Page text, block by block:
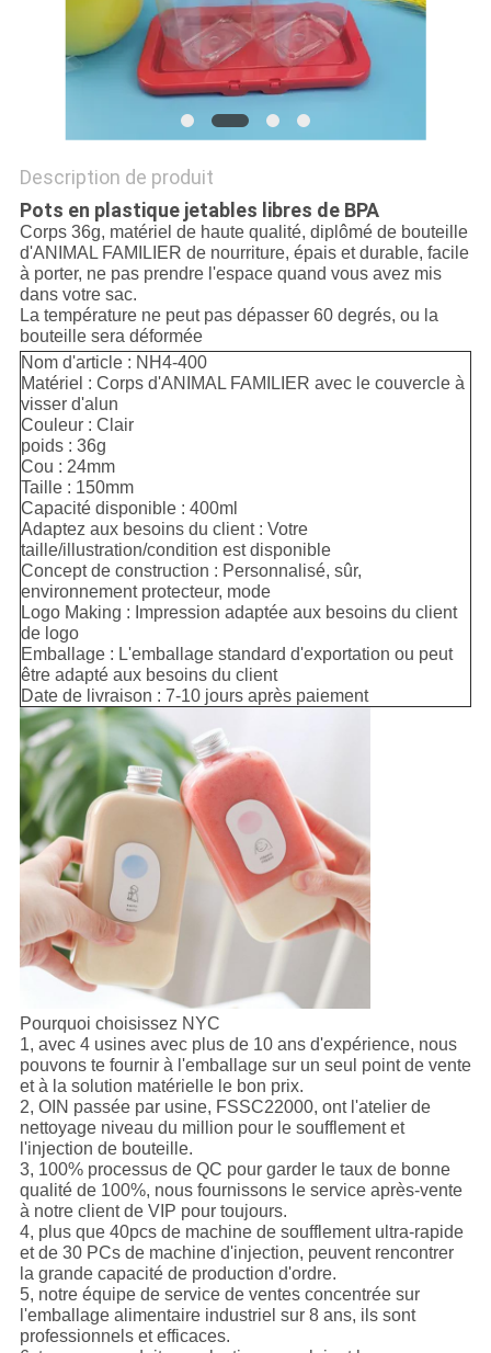
POLICY
Description de produit
Pots en plastique jetables libres de BPA
Corps 36g, matériel de haute qualité, diplômé de bouteille
d'ANIMAL FAMILIER de nourriture, épais et durable, facile
à porter, ne pas prendre l'espace quand vous avez mis
dans votre sac.
La température ne peut pas dépasser 60 degrés, ou la
bouteille sera déformée
Nom d'article : NH4-400
Matériel : Corps d'ANIMAL FAMILIER avec le couvercle à
visser d'alun
Couleur : Clair
poids : 36g
Cou : 24mm
Taille : 150mm
Capacité disponible : 400ml
Adaptez aux besoins du client : Votre
taille/illustration/condition est disponible
Concept de construction : Personnalisé, sûr,
environnement protecteur, mode
Logo Making : Impression adaptée aux besoins du client
de logo
Emballage : L'emballage standard d'exportation ou peut
être adapté aux besoins du client
Date de livraison : 7-10 jours après paiement
Pourquoi choisissez NYC
1, avec 4 usines avec plus de 10 ans d'expérience, nous
pouvons te fournir à l'emballage sur un seul point de vente
et à la solution matérielle le bon prix.
2, OIN passée par usine, FSSC22000, ont l'atelier de
nettoyage niveau du million pour le soufflement et
l'injection de bouteille.
3, 100% processus de QC pour garder le taux de bonne
qualité de 100%, nous fournissons le service après-vente
à notre client de VIP pour toujours.
4, plus que 40pcs de machine de soufflement ultra-rapide
et de 30 PCs de machine d'injection, peuvent rencontrer
la grande capacité de production d'ordre.
5, notre équipe de service de ventes concentrée sur
l'emballage alimentaire industriel sur 8 ans, ils sont
professionnels et efficaces.